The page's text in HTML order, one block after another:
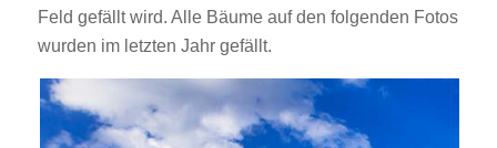
Feld gefällt wird. Alle Bäume auf den folgenden Fotos
wurden im letzten Jahr gefällt.